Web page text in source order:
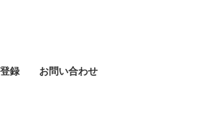
録 お問い合わせ